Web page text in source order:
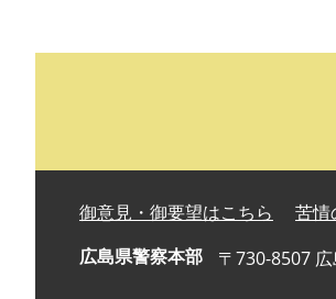
御意見・御要望はこちら 苦情
広島県警察本部
〒730-8507